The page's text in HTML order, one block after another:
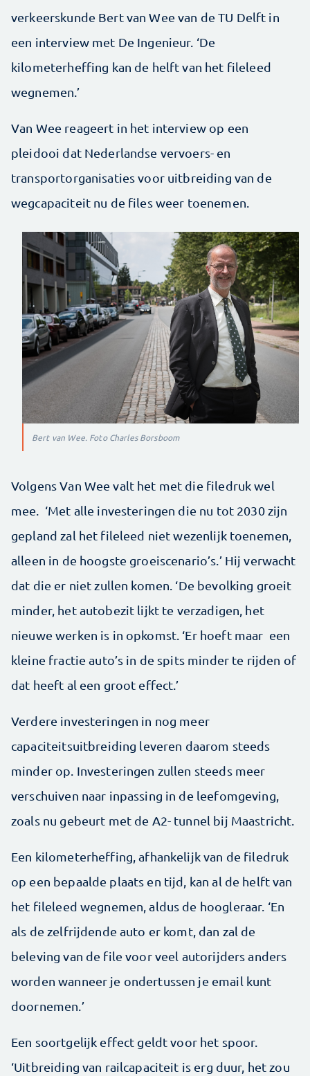
verkeerskunde Bert van Wee van de TU Delft in
een interview met De Ingenieur. ‘De
kilometerheffing kan de helft van het fileleed
wegnemen.’
Van Wee reageert in het interview op een
pleidooi dat Nederlandse vervoers- en
transportorganisaties voor uitbreiding van de
wegcapaciteit nu de files weer toenemen.
Bert van Wee. Foto Charles Borsboom
Volgens Van Wee valt het met die filedruk wel
mee. ‘Met alle investeringen die nu tot 2030 zijn
gepland zal het fileleed niet wezenlijk toenemen,
alleen in de hoogste groeiscenario’s.’ Hij verwacht
dat die er niet zullen komen. ‘De bevolking groeit
minder, het autobezit lijkt te verzadigen, het
nieuwe werken is in opkomst. ‘Er hoeft maar een
kleine fractie auto’s in de spits minder te rijden of
dat heeft al een groot effect.’
Verdere investeringen in nog meer
capaciteitsuitbreiding leveren daarom steeds
minder op. Investeringen zullen steeds meer
verschuiven naar inpassing in de leefomgeving,
zoals nu gebeurt met de A2- tunnel bij Maastricht.
Een kilometerheffing, afhankelijk van de filedruk
op een bepaalde plaats en tijd, kan al de helft van
het fileleed wegnemen, aldus de hoogleraar. ‘En
als de zelfrijdende auto er komt, dan zal de
beleving van de file voor veel autorijders anders
worden wanneer je ondertussen je email kunt
doornemen.’
Een soortgelijk effect geldt voor het spoor.
‘Uitbreiding van railcapaciteit is erg duur, het zou